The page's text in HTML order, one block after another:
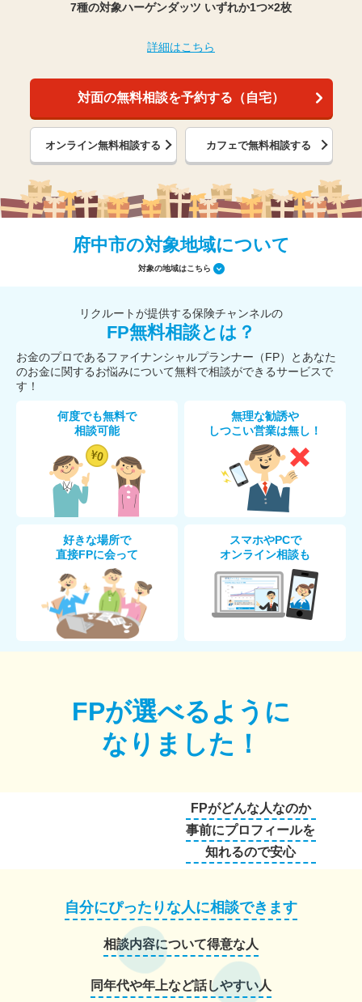
7種の対象ハーゲンダッツ いずれか1つ×2枚
詳細はこちら
対面の無料相談を予約する（自宅）
オンライン無料相談する カフェで無料相談する
府中市の対象地域について
対象の地域はこちら
リクルートが提供する保険チャンネルの
FP無料相談とは？
お金のプロであるファイナンシャルプランナー（FP）とあなた
のお金に関するお悩みについて無料で相談ができるサービスで
す！
何度でも無料で
相談可能
無理な勧誘や
しつこい営業は無し！
好きな場所で
直接FPに会って
スマホやPCで
オンライン相談も
FPが選べるように
なりました！
FPがどんな人なのか
事前にプロフィールを
知れるので安心
自分にぴったりな人に相談できます
相談内容について得意な人
同年代や年上など話しやすい人